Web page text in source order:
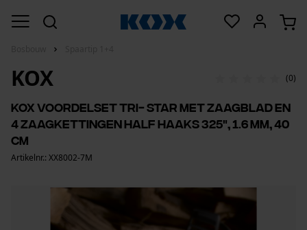
KOX (0)
KOX voordelset Tri- Star met zaagblad en
4 zaagkettingen half haaks 325", 1.6 mm, 40
cm
Artikelnr.: XX8002-7M